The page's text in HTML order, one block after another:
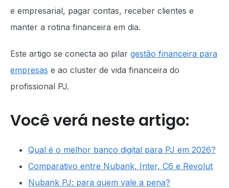
e empresarial, pagar contas, receber clientes e
manter a rotina financeira em dia.
Este artigo se conecta ao pilar gestão financeira para
empresas e ao cluster de vida financeira do
profissional PJ.
Você verá neste artigo:
Qual é o melhor banco digital para PJ em 2026?
Comparativo entre Nubank, Inter, C6 e Revolut
Nubank PJ: para quem vale a pena?